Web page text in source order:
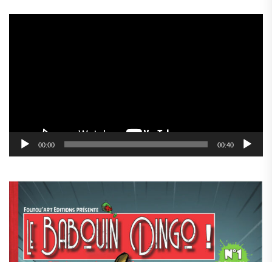
00:00 00:40